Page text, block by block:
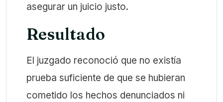
asegurar un juicio justo.
Resultado
El juzgado reconoció que no existía
prueba suficiente de que se hubieran
cometido los hechos denunciados ni